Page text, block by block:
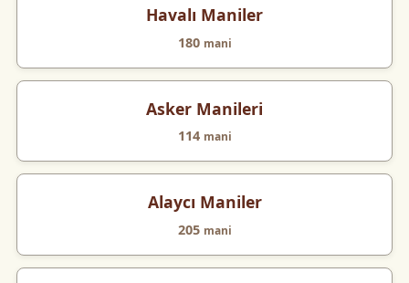
Havalı Maniler
180 mani
Asker Manileri
114 mani
Alaycı Maniler
205 mani